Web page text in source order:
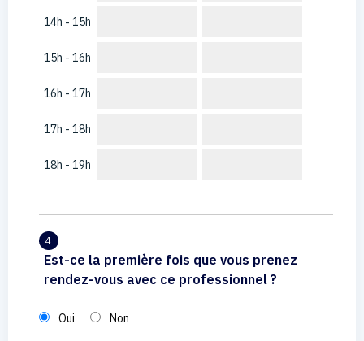
14h - 15h
15h - 16h
16h - 17h
17h - 18h
18h - 19h
4
Est-ce la première fois que vous prenez
rendez-vous avec ce professionnel ?
Oui Non